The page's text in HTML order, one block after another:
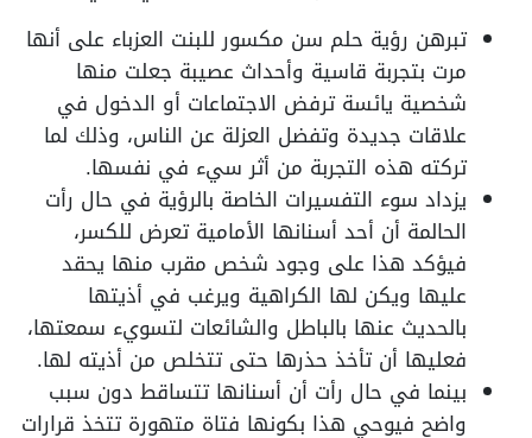
تبرهن رؤية حلم سن مكسور للبنت العزباء على أنها
مرت بتجربة قاسية وأحداث عصيبة جعلت منها
شخصية يائسة ترفض الاجتماعات أو الدخول في
علاقات جديدة وتفضل العزلة عن الناس، وذلك لما
تركته هذه التجربة من أثر سيء في نفسها.
يزداد سوء التفسيرات الخاصة بالرؤية في حال رأت
الحالمة أن أحد أسنانها الأمامية تعرض للكسر،
فيؤكد هذا على وجود شخص مقرب منها يحقد
عليها ويكن لها الكراهية ويرغب في أذيتها
بالحديث عنها بالباطل والشائعات لتسويء سمعتها،
فعليها أن تأخذ حذرها حتى تتخلص من أذيته لها.
بينما في حال رأت أن أسنانها تتساقط دون سبب
واضح فيوحي هذا بكونها فتاة متهورة تتخذ قرارات